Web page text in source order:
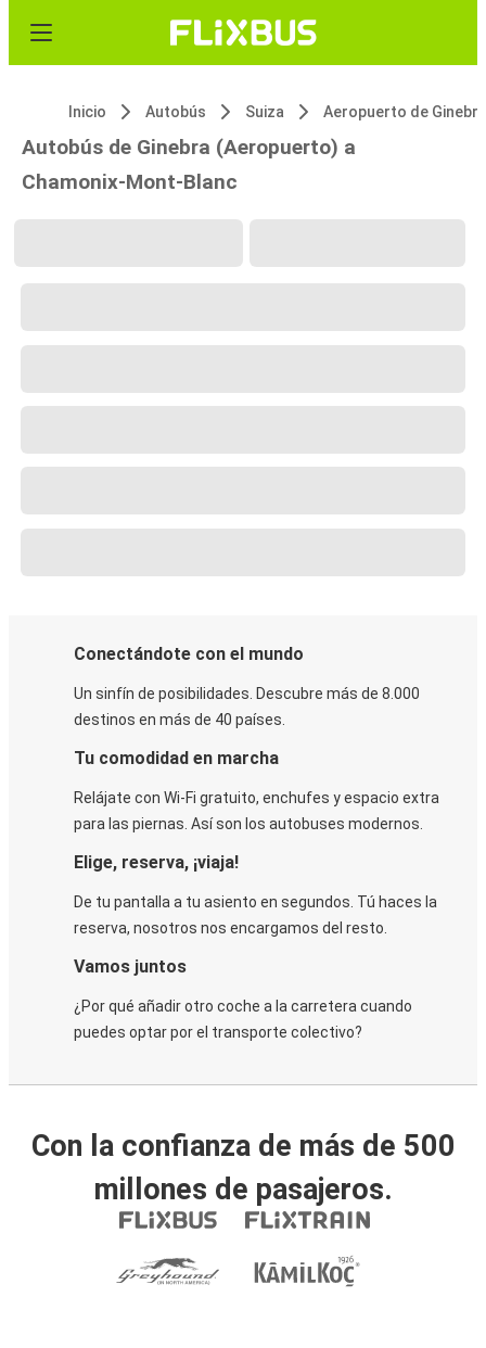
Inicio Autobús Suiza Aeropuerto de Ginebra
Autobús de Ginebra (Aeropuerto) a
Chamonix-Mont-Blanc
Conectándote con el mundo
Un sinfín de posibilidades. Descubre más de 8.000
destinos en más de 40 países.
Tu comodidad en marcha
Relájate con Wi-Fi gratuito, enchufes y espacio extra
para las piernas. Así son los autobuses modernos.
Elige, reserva, ¡viaja!
De tu pantalla a tu asiento en segundos. Tú haces la
reserva, nosotros nos encargamos del resto.
Vamos juntos
¿Por qué añadir otro coche a la carretera cuando
puedes optar por el transporte colectivo?
Con la confianza de más de 500
millones de pasajeros.